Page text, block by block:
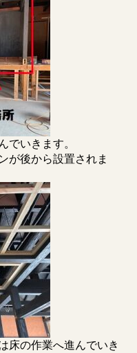
でいきます。
が後から設置されま
床の作業へ進んでいき